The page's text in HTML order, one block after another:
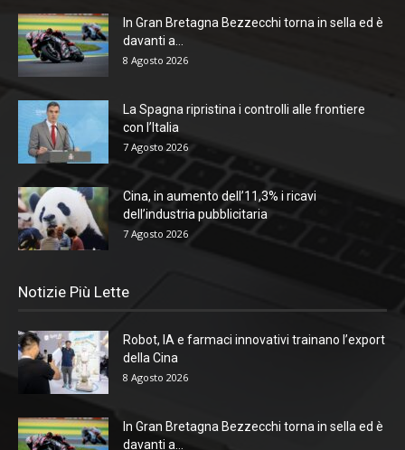
In Gran Bretagna Bezzecchi torna in sella ed è
davanti a...
8 Agosto 2026
La Spagna ripristina i controlli alle frontiere
con l’Italia
7 Agosto 2026
Cina, in aumento dell’11,3% i ricavi
dell’industria pubblicitaria
7 Agosto 2026
Notizie Più Lette
Robot, IA e farmaci innovativi trainano l’export
della Cina
8 Agosto 2026
In Gran Bretagna Bezzecchi torna in sella ed è
davanti a...